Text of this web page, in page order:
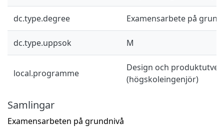
dc.type.degree Examensarbete på
dc.type.uppsok M
local.programme
Design och
(högskoleingenjör)
Samlingar
Examensarbeten på grundnivå